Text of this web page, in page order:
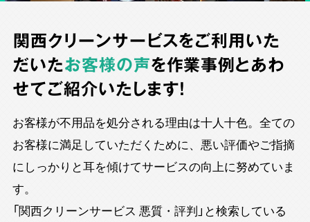
関西クリーンサービスをご利用いた
だいたお客様の声を作業事例とあわ
せてご紹介いたします！
お客様が不用品を処分される理由は十人十色。全ての
お客様に満足していただくために、悪い評価やご指摘
にしっかりと耳を傾けてサービスの向上に努めていま
す。
「関西クリーンサービス 悪質・評判」と検索している